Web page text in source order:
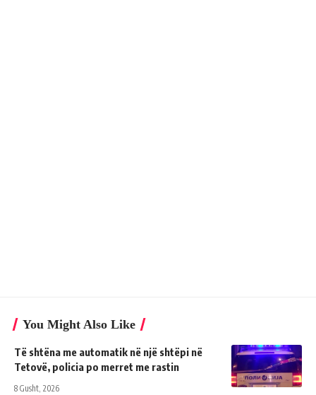
You Might Also Like
Të shtëna me automatik në një shtëpi në
Tetovë, policia po merret me rastin
8 Gusht, 2026